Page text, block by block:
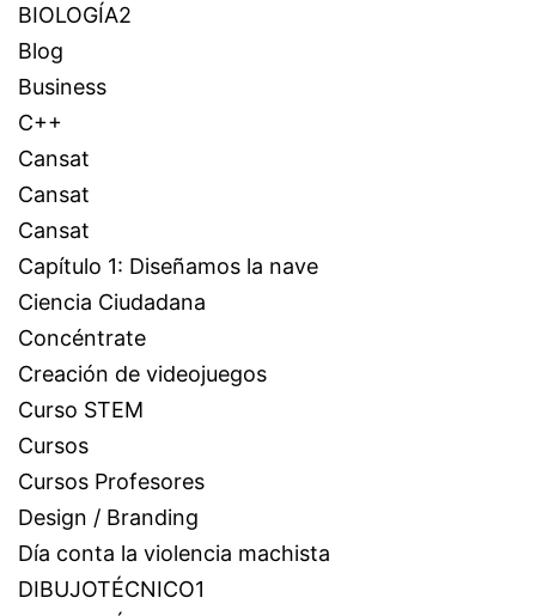
BIOLOGÍA2
Blog
Business
C++
Cansat
Cansat
Cansat
Capítulo 1: Diseñamos la nave
Ciencia Ciudadana
Concéntrate
Creación de videojuegos
Curso STEM
Cursos
Cursos Profesores
Design / Branding
Día conta la violencia machista
DIBUJOTÉCNICO1